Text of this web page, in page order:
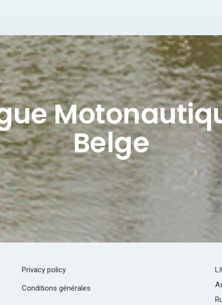
Belge
Privacy policy
Conditions générales